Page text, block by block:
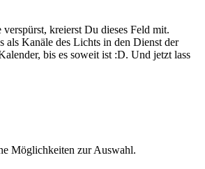
kreierst Du dieses Feld mit.
als Kanäle des Lichts in den Dienst der
bis es soweit ist :D. Und jetzt lass
Möglichkeiten zur Auswahl.